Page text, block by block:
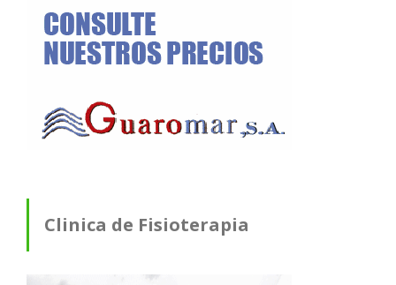
Clinica de Fisioterapia